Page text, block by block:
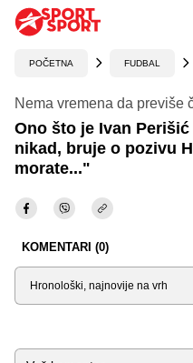
POČETNA FUDBAL
Nema vremena da previše
Ono što je Ivan
nikad, bruje o pozivu
morate..."
KOMENTARI (0)
Sortiraj
Komentar